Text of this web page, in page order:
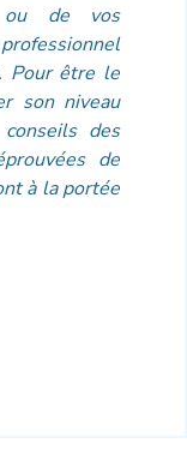
ou de vos
Pour être le
son niveau
des
de
à la portée